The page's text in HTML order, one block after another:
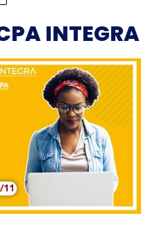
INTEGRA